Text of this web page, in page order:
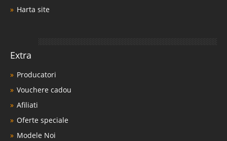
Harta site
Extra
Producatori
Vouchere cadou
Afiliati
Oferte speciale
Modele Noi